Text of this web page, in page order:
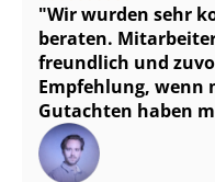
Wir wurden sehr
beraten.
freundlich und
Empfehlung, wenn
Gutachten haben